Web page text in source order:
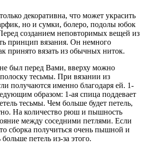
декоративна, что может украсить
но и сумки, болеро, подолы юбок
созданием неповторимых вещей из
принцип вязания. Он немного
принято вязать из обычных ниток.
был перед Вами, вверху можно
тесьмы. При вязании из
получаются именно благодаря ей. 1-
образом: 1-ая спица поддевает
тесьмы. Чем больше будет петель,
На количество рюш и пышность
между соседними петлями. Если
сборка получиться очень пышной и
петель из-за этого.